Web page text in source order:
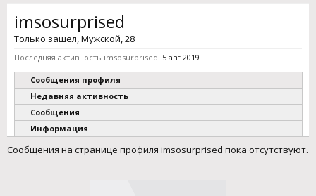
imsosurprised
Только зашел, Мужской, 28
Последняя активность imsosurprised: 5 авг 2019
Сообщения профиля
Недавняя активность
Сообщения
Информация
Сообщения на странице профиля imsosurprised пока отсутствуют.